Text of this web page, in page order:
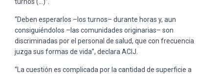
“Deben esperarlos –los turnos– durante horas y, aun
consiguiéndolos –las comunidades originarias– son
discriminadas por el personal de salud, que con frecuencia
juzga sus formas de vida”, declara ACIJ.
“La cuestión es complicada por la cantidad de superficie a